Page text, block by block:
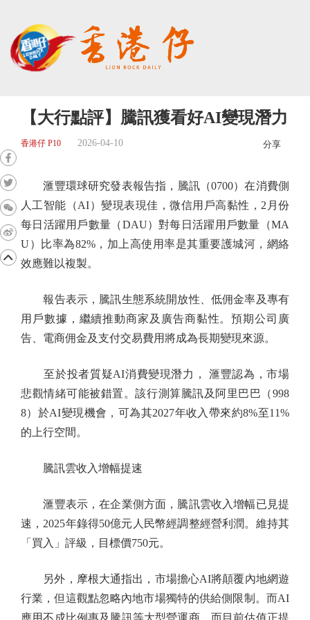
【大行點評】騰訊獲看好AI變現潛力
香港仔 P10 2026-04-10 分享
滙豐環球研究發表報告指，騰訊（0700）在消費側
人工智能（AI）變現表現佳，微信用戶高黏性，2月份
每日活躍用戶數量（DAU）對每日活躍用戶數量（MA
U）比率為82%，加上高使用率是其重要護城河，網絡
效應難以複製。
報告表示，騰訊生態系統開放性、低佣金率及專有
用戶數據，繼續推動商家及廣告商黏性。預期公司廣
告、電商佣金及支付交易費用將成為長期變現來源。
至於投者質疑AI消費變現潛力， 滙豐認為，市場
悲觀情緒可能被錯置。該行測算騰訊及阿里巴巴（998
8）於AI變現機會，可為其2027年收入帶來約8%至11%
的上行空間。
騰訊雲收入增幅提速
滙豐表示，在企業側方面，騰訊雲收入增幅已見提
速，2025年錄得50億元人民幣經調整經營利潤。維持其
「買入」評級，目標價750元。
另外，摩根大通指出，市場擔心AI將顛覆內地網遊
行業，但這觀點忽略內地市場獨特的供給側限制。而AI
應用不成比例惠及騰訊等大型營運商，而目前估值正提